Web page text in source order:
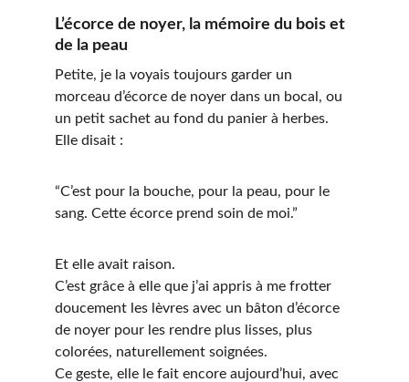
L’écorce de noyer, la mémoire du bois et
de la peau
Petite, je la voyais toujours garder un
morceau d’écorce de noyer dans un bocal, ou
un petit sachet au fond du panier à herbes.
Elle disait :
“C’est pour la bouche, pour la peau, pour le
sang. Cette écorce prend soin de moi.”
Et elle avait raison.
C’est grâce à elle que j’ai appris à me frotter
doucement les lèvres avec un bâton d’écorce
de noyer pour les rendre plus lisses, plus
colorées, naturellement soignées.
Ce geste, elle le fait encore aujourd’hui, avec